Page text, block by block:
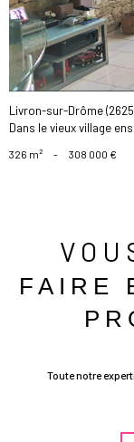
Livron-sur-Drôme
Dans le vieux village
326 m² - 308 000 €
FAIRE
Toute notre